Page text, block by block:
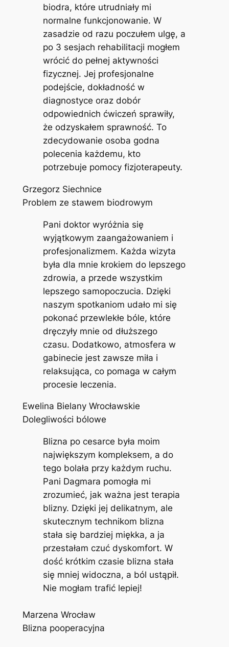
biodra, które utrudniały mi
normalne funkcjonowanie. W
zasadzie od razu poczułem ulgę, a
po 3 sesjach rehabilitacji mogłem
wrócić do pełnej aktywności
fizycznej. Jej profesjonalne
podejście, dokładność w
diagnostyce oraz dobór
odpowiednich ćwiczeń sprawiły,
że odzyskałem sprawność. To
zdecydowanie osoba godna
polecenia każdemu, kto
potrzebuje pomocy fizjoterapeuty.
Grzegorz Siechnice
Problem ze stawem biodrowym
Pani doktor wyróżnia się
wyjątkowym zaangażowaniem i
profesjonalizmem. Każda wizyta
była dla mnie krokiem do lepszego
zdrowia, a przede wszystkim
lepszego samopoczucia. Dzięki
naszym spotkaniom udało mi się
pokonać przewlekłe bóle, które
dręczyły mnie od dłuższego
czasu. Dodatkowo, atmosfera w
gabinecie jest zawsze miła i
relaksująca, co pomaga w całym
procesie leczenia.
Ewelina Bielany Wrocławskie
Dolegliwości bólowe
Blizna po cesarce była moim
największym kompleksem, a do
tego bolała przy każdym ruchu.
Pani Dagmara pomogła mi
zrozumieć, jak ważna jest terapia
blizny. Dzięki jej delikatnym, ale
skutecznym technikom blizna
stała się bardziej miękka, a ja
przestałam czuć dyskomfort. W
dość krótkim czasie blizna stała
się mniej widoczna, a ból ustąpił.
Nie mogłam trafić lepiej!
Marzena Wrocław
Blizna pooperacyjna